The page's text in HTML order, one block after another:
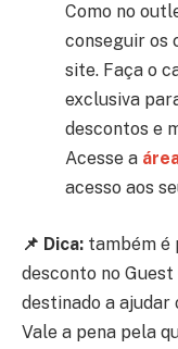
Como no
conseguir os
site. Faça o
exclusiva
descontos e
Acesse a
acesso aos
📌 Dica: também é
desconto no
destinado a ajudar
Vale a pena pela